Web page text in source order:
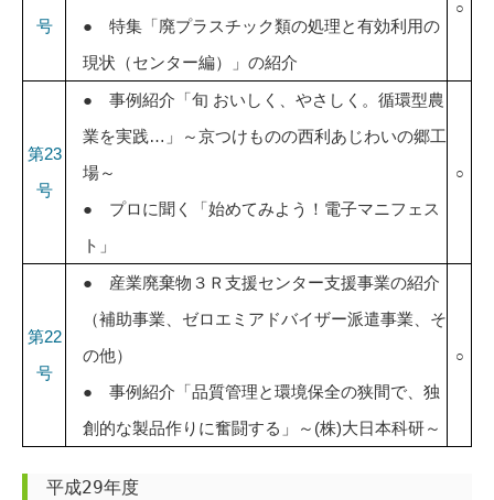
号
● 特集「廃プラスチック類の処理と有効利用の
現状（センター編）」の紹介
○
第23
号
● 事例紹介「旬 おいしく、やさしく。循環型農
業を実践…」～京つけものの西利あじわいの郷工
場～
● プロに聞く「始めてみよう！電子マニフェス
ト」
○
第22
号
● 産業廃棄物３Ｒ支援センター支援事業の紹介
（補助事業、ゼロエミアドバイザー派遣事業、そ
の他）
● 事例紹介「品質管理と環境保全の狭間で、独
創的な製品作りに奮闘する」～(株)大日本科研～
○
平成29年度